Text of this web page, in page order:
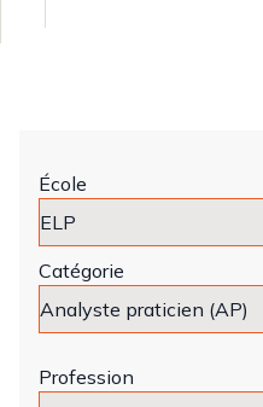
École
Catégorie
Profession